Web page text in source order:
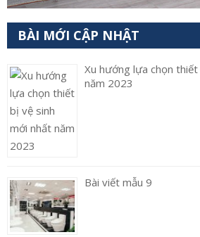
BÀI MỚI CẬP NHẬT
Xu hướng lựa chọn
năm 2023
Bài viết mẫu 9